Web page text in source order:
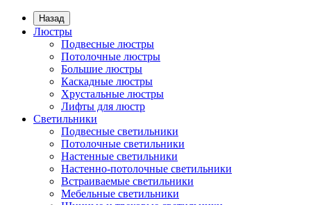
Назад
Люстры
Подвесные люстры
Потолочные люстры
Большие люстры
Каскадные люстры
Хрустальные люстры
Лифты для люстр
Светильники
Подвесные светильники
Потолочные светильники
Настенные светильники
Настенно-потолочные светильники
Встраиваемые светильники
Мебельные светильники